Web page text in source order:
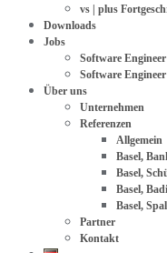
vs | plus
Downloads
Jobs
Software
Software
Über uns
Unternehmen
Referenzen
Allgemein
Basel,
Basel,
Basel,
Basel,
Partner
Kontakt